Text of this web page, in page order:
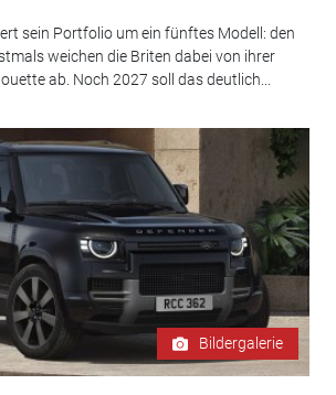
sein Portfolio um ein fünftes Modell: den
weichen die Briten dabei von ihrer
ab. Noch 2027 soll das deutlich...
Bildergalerie